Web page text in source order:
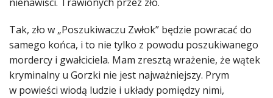
Tak, zło w „Poszukiwaczu Zwłok” będzie powracać do
samego końca, i to nie tylko z powodu poszukiwanego
mordercy i gwałciciela. Mam zresztą wrażenie, że wątek
kryminalny u Gorzki nie jest najważniejszy. Prym
w powieści wiodą ludzie i układy pomiędzy nimi,